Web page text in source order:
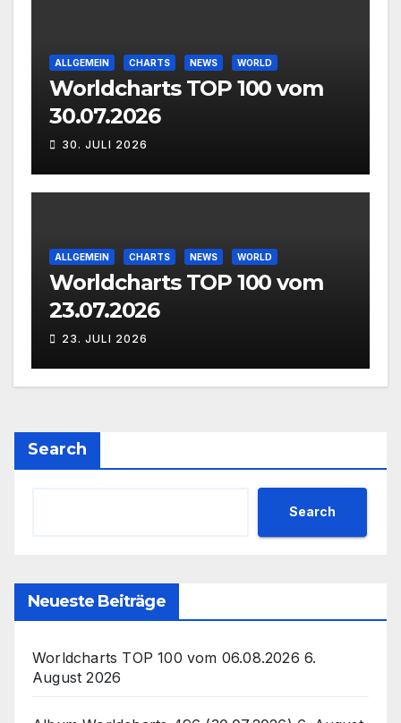
ALLGEMEIN CHARTS NEWS WORLD
Worldcharts TOP 100 vom
30.07.2026
30. JULI 2026
ALLGEMEIN CHARTS NEWS WORLD
Worldcharts TOP 100 vom
23.07.2026
23. JULI 2026
Search
Search
Neueste Beiträge
Worldcharts TOP 100 vom 06.08.2026 6.
August 2026